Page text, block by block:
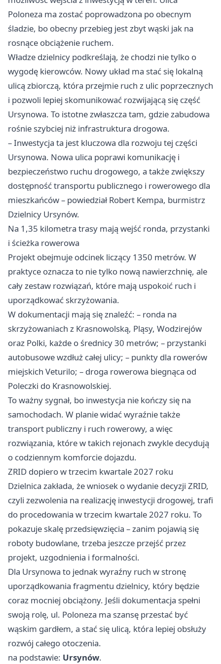
Poloneza ma zostać poprowadzona po obecnym
śladzie, bo obecny przebieg jest zbyt wąski jak na
rosnące obciążenie ruchem.
Władze dzielnicy podkreślają, że chodzi nie tylko o
wygodę kierowców. Nowy układ ma stać się lokalną
ulicą zbiorczą, która przejmie ruch z ulic poprzecznych
i pozwoli lepiej skomunikować rozwijającą się część
Ursynowa. To istotne zwłaszcza tam, gdzie zabudowa
rośnie szybciej niż infrastruktura drogowa.
– Inwestycja ta jest kluczowa dla rozwoju tej części
Ursynowa. Nowa ulica poprawi komunikację i
bezpieczeństwo ruchu drogowego, a także zwiększy
dostępność transportu publicznego i rowerowego dla
mieszkańców – powiedział Robert Kempa, burmistrz
Dzielnicy Ursynów.
Na 1,35 kilometra trasy mają wejść ronda, przystanki
i ścieżka rowerowa
Projekt obejmuje odcinek liczący 1350 metrów. W
praktyce oznacza to nie tylko nową nawierzchnię, ale
cały zestaw rozwiązań, które mają uspokoić ruch i
uporządkować skrzyżowania.
W dokumentacji mają się znaleźć: – ronda na
skrzyżowaniach z Krasnowolską, Pląsy, Wodzirejów
oraz Polki, każde o średnicy 30 metrów; – przystanki
autobusowe wzdłuż całej ulicy; – punkty dla rowerów
miejskich Veturilo; – droga rowerowa biegnąca od
Poleczki do Krasnowolskiej.
To ważny sygnał, bo inwestycja nie kończy się na
samochodach. W planie widać wyraźnie także
transport publiczny i ruch rowerowy, a więc
rozwiązania, które w takich rejonach zwykle decydują
o codziennym komforcie dojazdu.
ZRID dopiero w trzecim kwartale 2027 roku
Dzielnica zakłada, że wniosek o wydanie decyzji ZRID,
czyli zezwolenia na realizację inwestycji drogowej, trafi
do procedowania w trzecim kwartale 2027 roku. To
pokazuje skalę przedsięwzięcia – zanim pojawią się
roboty budowlane, trzeba jeszcze przejść przez
projekt, uzgodnienia i formalności.
Dla Ursynowa to jednak wyraźny ruch w stronę
uporządkowania fragmentu dzielnicy, który będzie
coraz mocniej obciążony. Jeśli dokumentacja spełni
swoją rolę, ul. Poloneza ma szansę przestać być
wąskim gardłem, a stać się ulicą, która lepiej obsłuży
rozwój całego otoczenia.
na podstawie: Ursynów.